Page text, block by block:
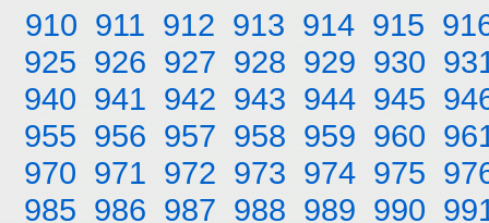
910 911 912 913 914 915
925 926 927 928 929 930
940 941 942 943 944 945
955 956 957 958 959 960
970 971 972 973 974 975
985 986 987 988 989 990